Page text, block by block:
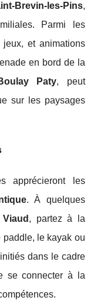
Brevin-les-Pins,
Parmi les
et animations
en bord de la
Paty, peut
sur les paysages
apprécieront les
. À quelques
, partez à la
le kayak ou
dans le cadre
se connecter à la